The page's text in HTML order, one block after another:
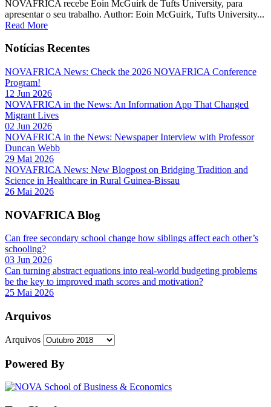
NOVAFRICA recebe Eoin McGuirk de Tufts University, para
apresentar o seu trabalho. Author: Eoin McGuirk, Tufts University...
Read More
Notícias Recentes
NOVAFRICA News: Check the 2026 NOVAFRICA Conference
Program!
12 Jun 2026
NOVAFRICA in the News: An Information App That Changed
Migrant Lives
02 Jun 2026
NOVAFRICA in the News: Newspaper Interview with Professor
Duncan Webb
29 Mai 2026
NOVAFRICA News: New Blogpost on Bridging Tradition and
Science in Healthcare in Rural Guinea-Bissau
26 Mai 2026
NOVAFRICA Blog
Can free secondary school change how siblings affect each other’s
schooling?
03 Jun 2026
Can turning abstract equations into real-world budgeting problems
be the key to improved math scores and motivation?
25 Mai 2026
Arquivos
Arquivos
Powered By